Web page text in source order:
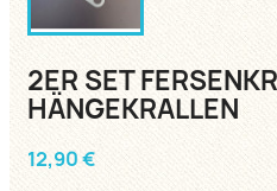
2ER SET
HÄNGEKRALLEN
12,90 €